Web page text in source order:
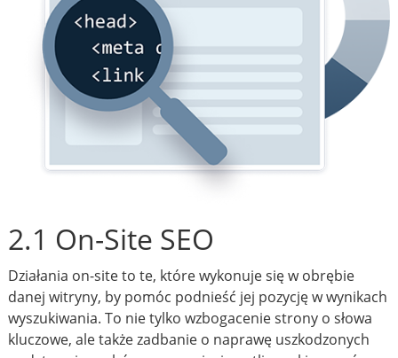
2.1 On-Site SEO
Działania on-site to te, które wykonuje się w obrębie
danej witryny, by pomóc podnieść jej pozycję w wynikach
wyszukiwania. To nie tylko wzbogacenie strony o słowa
kluczowe, ale także zadbanie o naprawę uszkodzonych